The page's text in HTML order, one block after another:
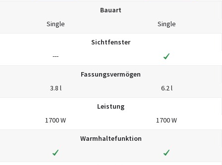
Bauart
Single
Single
Sichtfenster
---
Fassungsvermögen
3.8 l
6.2 l
Leistung
1700 W
1700 W
Warmhaltefunktion